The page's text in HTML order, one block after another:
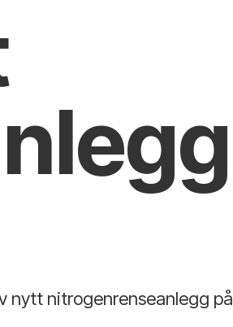
nytt nitrogenrenseanlegg på